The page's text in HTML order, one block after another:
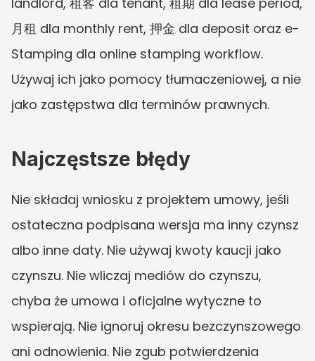
月租 dla monthly rent, 押金 dla deposit oraz e-
Stamping dla online stamping workflow.
Używaj ich jako pomocy tłumaczeniowej, a nie
jako zastępstwa dla terminów prawnych.
Najczęstsze błędy
Nie składaj wniosku z projektem umowy, jeśli
ostateczna podpisana wersja ma inny czynsz
albo inne daty. Nie używaj kwoty kaucji jako
czynszu. Nie wliczaj mediów do czynszu,
chyba że umowa i oficjalne wytyczne to
wspierają. Nie ignoruj okresu bezczynszowego
ani odnowienia. Nie zgub potwierdzenia